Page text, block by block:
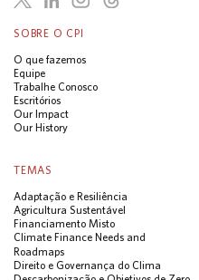
SOBRE O CPI
O que fazemos
Equipe
Trabalhe Conosco
Escritórios
Our Impact
Our History
TEMAS
Adaptação e Resiliência
Agricultura Sustentável
Financiamento Misto
Climate Finance Needs and
Roadmaps
Direito e Governança do Clima